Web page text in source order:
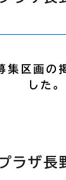
集区画の
した。
ラザ長